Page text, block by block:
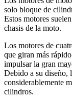
solo bloque de
Estos motores
chasis de la moto.
Los motores de
que giran más
impulsar la gran
Debido a su diseño,
considerablemente
cilindros.